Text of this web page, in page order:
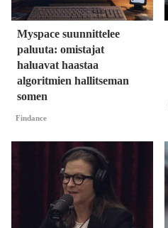
Myspace suunnittelee
paluuta: omistajat
haluavat haastaa
algoritmien hallitseman
somen
Findance